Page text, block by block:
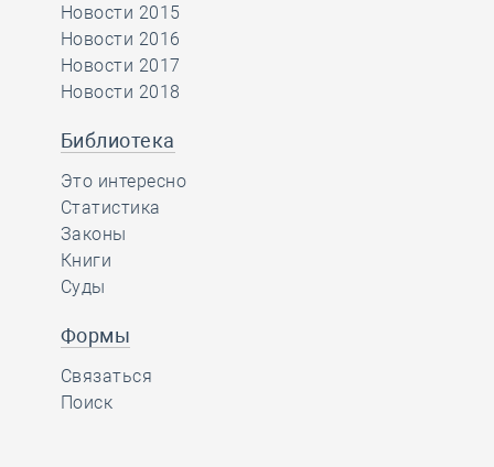
Новости 2015
Новости 2016
Новости 2017
Новости 2018
Библиотека
Это интересно
Статистика
Законы
Книги
Суды
Формы
Связаться
Поиск